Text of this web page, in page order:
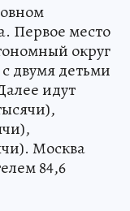
Первое место
округ
двумя детьми
идут
Москва
84,6